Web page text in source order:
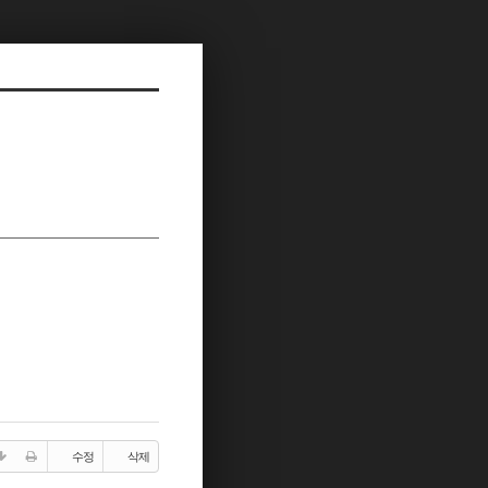
수정 삭제